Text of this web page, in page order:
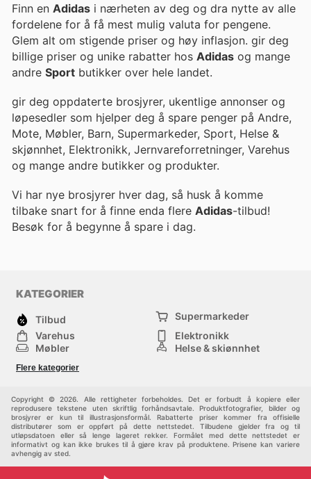
Finn en Adidas i nærheten av deg og dra nytte av alle
fordelene for å få mest mulig valuta for pengene.
Glem alt om stigende priser og høy inflasjon. gir deg
billige priser og unike rabatter hos Adidas og mange
andre Sport butikker over hele landet.
gir deg oppdaterte brosjyrer, ukentlige annonser og
løpesedler som hjelper deg å spare penger på Andre,
Mote, Møbler, Barn, Supermarkeder, Sport, Helse &
skjønnhet, Elektronikk, Jernvareforretninger, Varehus
og mange andre butikker og produkter.
Vi har nye brosjyrer hver dag, så husk å komme
tilbake snart for å finne enda flere Adidas-tilbud!
Besøk for å begynne å spare i dag.
KATEGORIER
Tilbud
Supermarkeder
Varehus
Elektronikk
Møbler
Helse & skjønnhet
Sport
Flere kategorier
Copyright © 2026. Alle rettigheter forbeholdes. Det er forbudt å kopiere eller
reprodusere tekstene uten skriftlig forhåndsavtale. Produktfotografier, bilder og
brosjyrer er kun til illustrasjonsformål. Rabatterte priser kommer fra offisielle
distributører som er oppført på dette nettstedet. Tilbudene gjelder fra og til
utløpsdatoen eller så lenge lageret rekker. Formålet med dette nettstedet er
informativt og kan ikke brukes til å gjøre krav på produktene. Prisene kan variere
avhengig av sted.